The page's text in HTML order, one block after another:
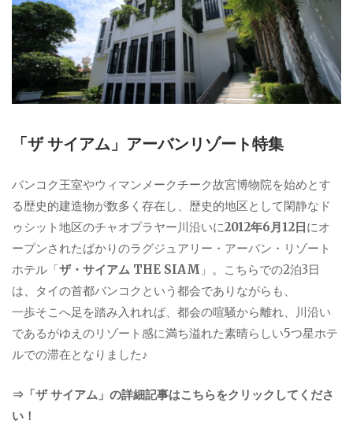
「ザ サイアム」アーバンリゾート特集
バンコク王室やウィマンメークチーク故宮博物院を始めとす
る歴史的建造物が数多く存在し、歴史的地区として閑静なド
ゥシット地区のチャオプラヤー川沿いに2012年6月12日にオ
ープンされたばかりのラグジュアリー・アーバン・リゾート
ホテル「ザ・サイアム THE SIAM 」。こちらでの2泊3日
は、タイの首都バンコクという都会でありながらも、
一歩そこへ足を踏み入れれば、都会の喧騒から離れ、川沿い
であるがゆえのリゾート感に満ち溢れた素晴らしい5つ星ホテ
ルでの滞在となりました♪
⇒「ザ サイアム」の詳細記事はこちらをクリックしてくださ
い！